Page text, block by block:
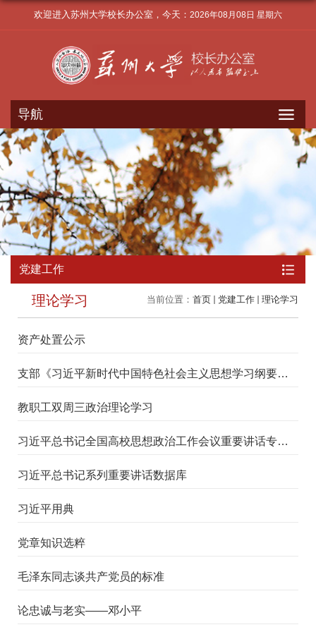
欢迎进入苏州大学校长办公室，今天： 2026年08月08日 星期六
导航
党建工作
当前位置： 首页 党建工作 理论学习
理论学习
资产处置公示
支部《习近平新时代中国特色社会主义思想学习纲要》学习计划
教职工双周三政治理论学习
习近平总书记全国高校思想政治工作会议重要讲话专题学习
习近平总书记系列重要讲话数据库
习近平用典
党章知识选粹
毛泽东同志谈共产党员的标准
论忠诚与老实——邓小平